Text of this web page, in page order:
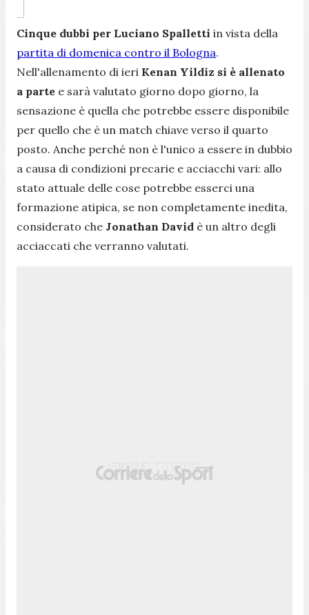
Cinque dubbi per Luciano Spalletti in vista della
partita di domenica contro il Bologna.
Nell'allenamento di ieri Kenan Yildiz si è allenato
a parte e sarà valutato giorno dopo giorno, la
sensazione è quella che potrebbe essere disponibile
per quello che è un match chiave verso il quarto
posto. Anche perché non è l'unico a essere in dubbio
a causa di condizioni precarie e acciacchi vari: allo
stato attuale delle cose potrebbe esserci una
formazione atipica, se non completamente inedita,
considerato che Jonathan David è un altro degli
acciaccati che verranno valutati.